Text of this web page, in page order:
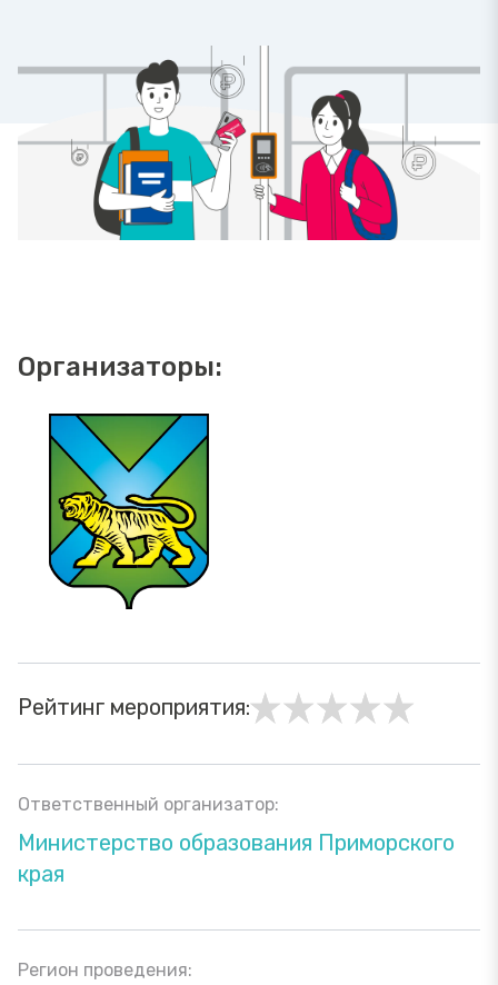
Организаторы:
Рейтинг мероприятия:
Ответственный организатор:
Министерство образования Приморского
края
Регион проведения: